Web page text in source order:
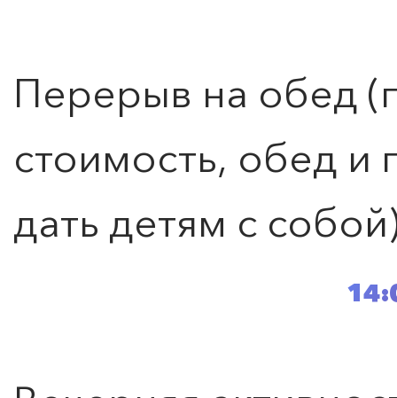
Перерыв на обед
стоимость, обед
дать детям с